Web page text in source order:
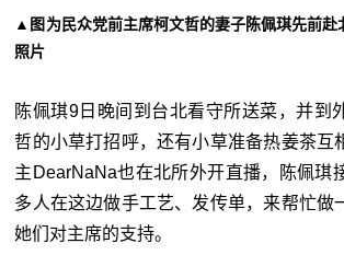
▲图为民众党前主席柯文哲的妻子陈佩琪先前赴
照片
陈佩琪9日晚间到台北看守所送菜，并到
哲的小草打招呼，还有小草准备热姜茶互
主DearNaNa也在北所外开直播，陈佩琪
多人在这边做手工艺、发传单，来帮忙做
她们对主席的支持。